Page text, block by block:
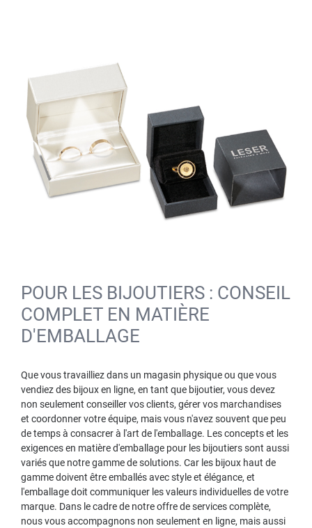
POUR LES BIJOUTIERS : CONSEIL
COMPLET EN MATIÈRE
D'EMBALLAGE
Que vous travailliez dans un magasin physique ou que vous
vendiez des bijoux en ligne, en tant que bijoutier, vous devez
non seulement conseiller vos clients, gérer vos marchandises
et coordonner votre équipe, mais vous n'avez souvent que peu
de temps à consacrer à l'art de l'emballage. Les concepts et les
exigences en matière d'emballage pour les bijoutiers sont aussi
variés que notre gamme de solutions. Car les bijoux haut de
gamme doivent être emballés avec style et élégance, et
l'emballage doit communiquer les valeurs individuelles de votre
marque. Dans le cadre de notre offre de services complète,
nous vous accompagnons non seulement en ligne, mais aussi